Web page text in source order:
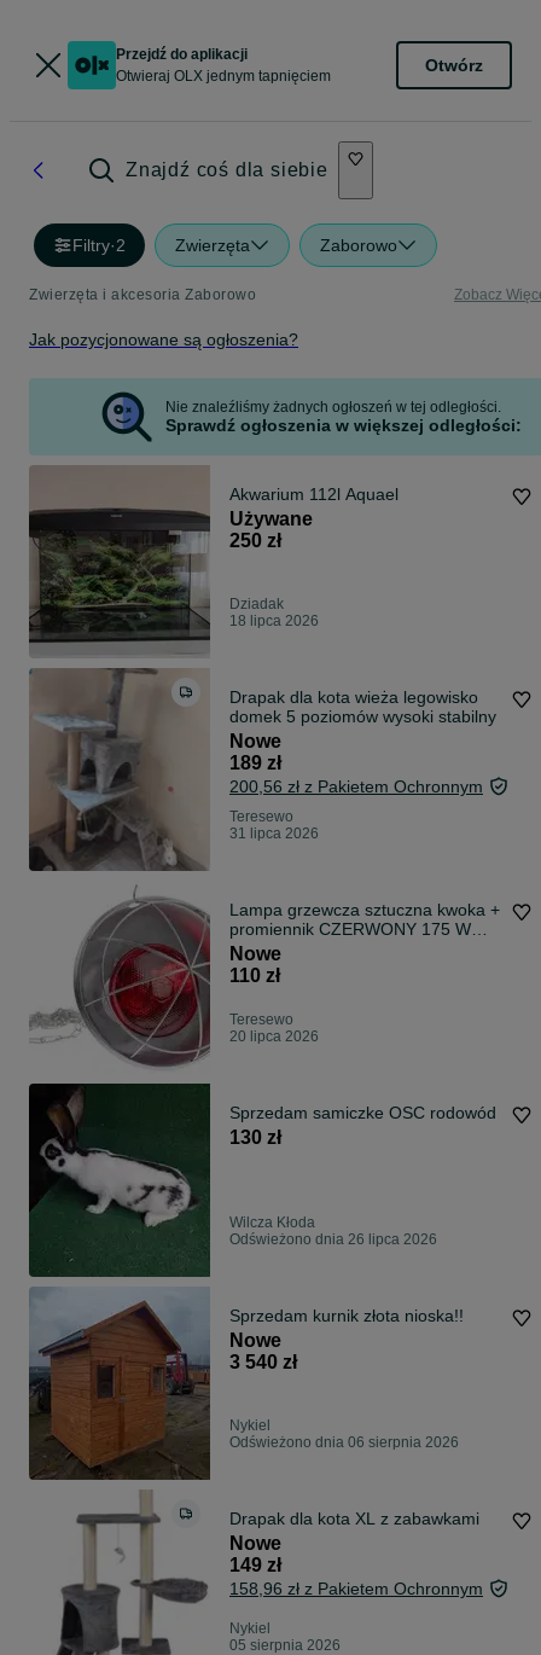
Przejdź do aplikacji
Otwieraj OLX jednym tapnięciem
Otwórz
Znajdź coś dla siebie
Filtry·2 Zwierzęta Zaborowo
Zwierzęta i akcesoria Zaborowo Zobacz
Jak pozycjonowane są ogłoszenia?
Nie znaleźliśmy żadnych ogłoszeń w tej odległości.
Sprawdź ogłoszenia w większej odległości:
Akwarium 112l Aquael
Używane
250 zł
Dziadak
18 lipca 2026
Drapak dla kota wieża legowisko
domek 5 poziomów wysoki stabilny
Nowe
189 zł
200,56 zł z Pakietem Ochronnym
Teresewo
31 lipca 2026
Lampa grzewcza sztuczna kwoka +
promiennik CZERWONY 175 W
ZESTAW
Nowe
110 zł
Teresewo
20 lipca 2026
Sprzedam samiczke OSC rodowód
130 zł
Wilcza Kłoda
Odświeżono dnia 26 lipca 2026
Sprzedam kurnik złota nioska!!
Nowe
3 540 zł
Nykiel
Odświeżono dnia 06 sierpnia 2026
Drapak dla kota XL z zabawkami
Nowe
149 zł
158,96 zł z Pakietem Ochronnym
Nykiel
05 sierpnia 2026